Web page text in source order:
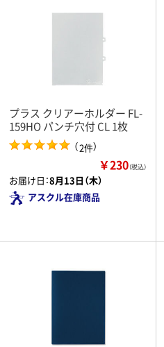
プラス クリアーホルダー FL-
159HO パンチ穴付 CL 1枚
（2件）
￥230（税込）
お届け日：8月13日（木）
アスクル在庫商品